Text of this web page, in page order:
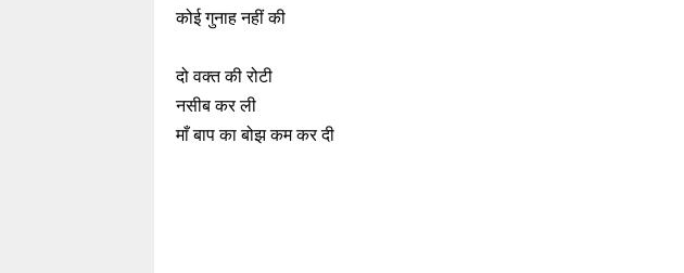
कोई गुनाह नहीं की
दो वक्त की रोटी
नसीब कर ली
माँ बाप का बोझ कम कर दी